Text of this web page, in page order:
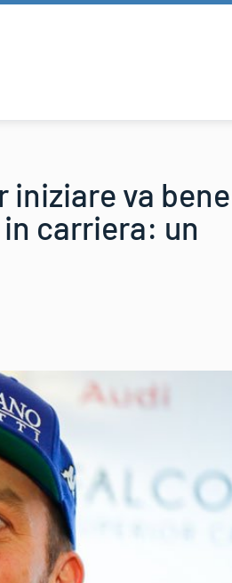
iniziare va bene
carriera: un